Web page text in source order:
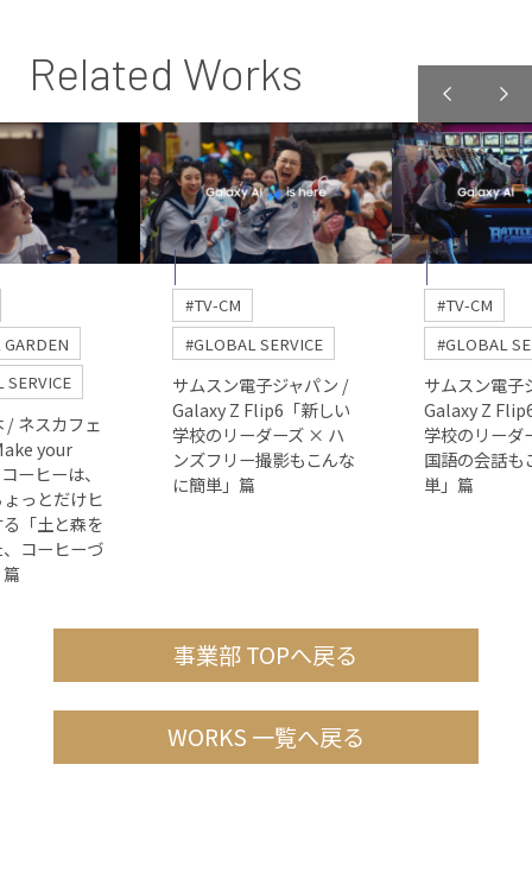
Related Works
SERVICE
/ ネスカフェ
your
ーヒーは、
っとだけヒ
「土と森を
コーヒーづ
#TV-CM
#GLOBAL SERVICE
サムスン電子ジャパン /
Galaxy Z Flip6「新しい
学校のリーダーズ × ハ
ンズフリー撮影もこんな
に簡単」篇
#TV-CM
#GLOBAL
サムスン電子
Galaxy Z
学校のリー
国語の会話も
単」篇
事業部 TOPへ戻る
WORKS 一覧へ戻る